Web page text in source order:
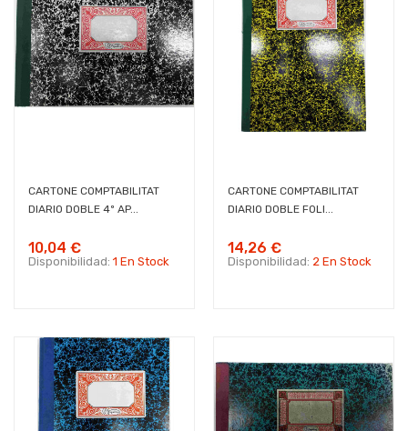
CARTONE COMPTABILITAT
DIARIO DOBLE 4º AP...
10,04 €
Disponibilidad: 1 En Stock
CARTONE COMPTABILITAT
DIARIO DOBLE FOLI...
14,26 €
Disponibilidad: 2 En Stock